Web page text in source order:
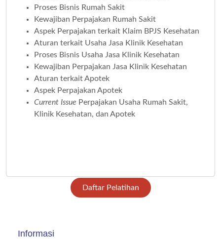
Proses Bisnis Rumah Sakit
Kewajiban Perpajakan Rumah Sakit
Aspek Perpajakan terkait Klaim BPJS Kesehatan
Aturan terkait Usaha Jasa Klinik Kesehatan
Proses Bisnis Usaha Jasa Klinik Kesehatan
Kewajiban Perpajakan Jasa Klinik Kesehatan
Aturan terkait Apotek
Aspek Perpajakan Apotek
Current Issue Perpajakan Usaha Rumah Sakit,
Klinik Kesehatan, dan Apotek
Daftar Pelatihan
Informasi